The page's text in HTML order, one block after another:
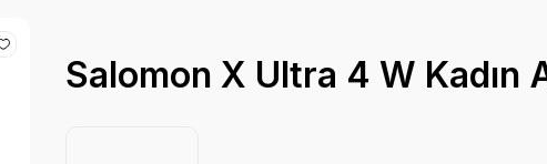
Salomon X Ultra 4 W Kadın